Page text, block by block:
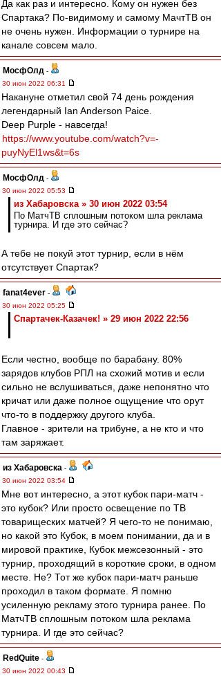
Да как раз и интересно. Кому он нужен без
Спартака? По-видимому и самому МачтТВ он
не очень нужен. Информации о турнире на
канале совсем мало.
МосфОлд -
30 июн 2022 06:31
Накануне отметил свой 74 день рождения
легендарный Ian Anderson Paice.
Deep Purple - навсегда!
https://www.youtube.com/watch?v=-
puyNyEl1ws&t=6s
МосфОлд -
30 июн 2022 05:53
из Хабаровска » 30 июн 2022 03:54
По МатчТВ сплошным потоком шла реклама
турнира. И где это сейчас?
А тебе не покуй этот турнир, если в нём
отсутствует Спартак?
fanat4ever -
30 июн 2022 05:25
Спартачек-Казачек! » 29 июн 2022 22:56
Если честно, вообще по барабану. 80%
зарядов клубов РПЛ на схожий мотив и если
сильно не вслушиваться, даже непонятно что
кричат или даже полное ощущение что орут
что-то в поддержку другого клуба.
Главное - зрители на трибуне, а не кто и что
там заряжает.
из Хабаровска -
30 июн 2022 03:54
Мне вот интересно, а этот кубок пари-матч -
это кубок? Или просто освещение по ТВ
товарищеских матчей? Я чего-то не понимаю,
но какой это Кубок, в моем понимании, да и в
мировой практике, Кубок межсезонный - это
турнир, проходящий в короткие сроки, в одном
месте. Не? Тот же кубок пари-матч раньше
проходил в таком формате. Я помню
усиленную рекламу этого турнира ранее. По
МатчТВ сплошным потоком шла реклама
турнира. И где это сейчас?
RedQuite -
30 июн 2022 00:43